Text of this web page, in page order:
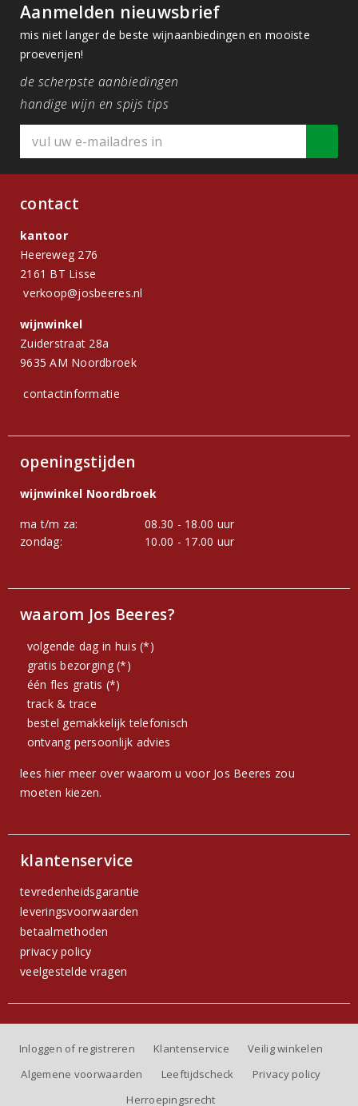
Aanmelden nieuwsbrief
mis niet langer de beste wijnaanbiedingen en mooiste
proeverijen!
de scherpste aanbiedingen
handige wijn en spijs tips
contact
kantoor
Heereweg 276
2161 BT Lisse
verkoop@josbeeres.nl
wijnwinkel
Zuiderstraat 28a
9635 AM Noordbroek
contactinformatie
openingstijden
wijnwinkel Noordbroek
ma t/m za:
08.30 - 18.00 uur
zondag:
10.00 - 17.00 uur
waarom Jos Beeres?
volgende dag in huis (*)
gratis bezorging (*)
één fles gratis (*)
track & trace
bestel gemakkelijk telefonisch
ontvang persoonlijk advies
lees hier meer over waarom u voor Jos Beeres zou
moeten kiezen.
klantenservice
tevredenheidsgarantie
leveringsvoorwaarden
betaalmethoden
privacy policy
veelgestelde vragen
Inloggen of registreren Klantenservice
Veilig winkelen
Algemene voorwaarden
Leeftijdscheck
Privacy policy
Herroepingsrecht